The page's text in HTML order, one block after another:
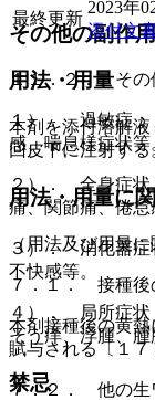
その他の副作用
１１．２． その
１）． 過敏症：
感、喘息様症状等
２）． 全身症状
痛、関節痛、倦怠
３）． 消化器症
不快感等。
４）． 局所症状
そう痒、浮腫、腫
禁忌
最終更新
2023年
添付文
用法・用量
本剤を添付溶解
回皮下に注射する
用法・用量に
（用法及び用量
７．１． 接種後
本剤接種後の黄
賦与される〔１７
７．２． 他の生